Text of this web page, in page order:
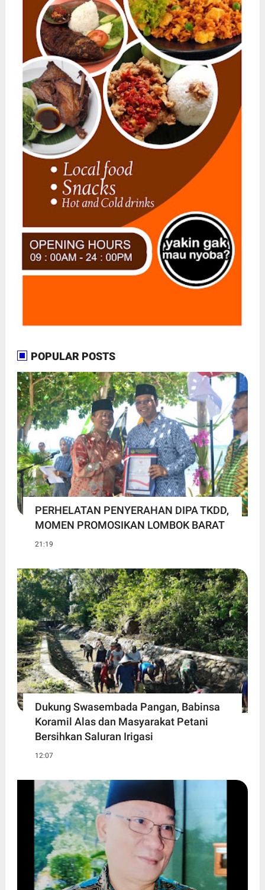
POPULAR POSTS
PERHELATAN PENYERAHAN DIPA TKDD,
MOMEN PROMOSIKAN LOMBOK BARAT
21:19
Dukung Swasembada Pangan, Babinsa
Koramil Alas dan Masyarakat Petani
Bersihkan Saluran Irigasi
12:07